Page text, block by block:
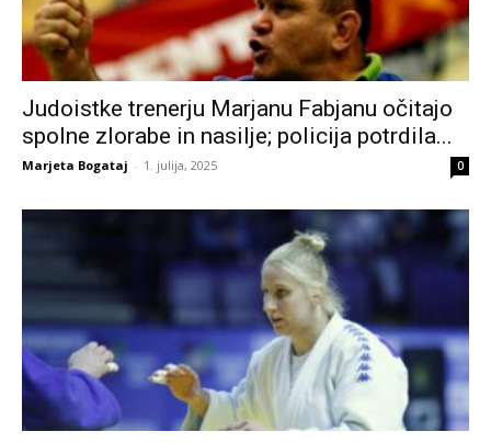
Judoistke trenerju Marjanu Fabjanu očitajo
spolne zlorabe in nasilje; policija potrdila...
Marjeta Bogataj - 1. julija, 2025 0